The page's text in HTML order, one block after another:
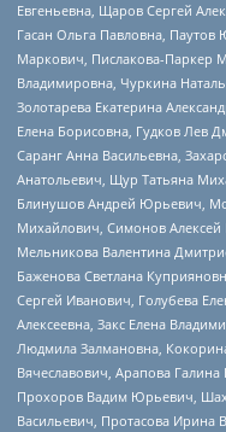
Евгеньевна, Щаров Сергей
Гасан Ольга Павловна,
Маркович, Пислакова-Паркер
Владимировна, Чуркина
Золотарева Екатерина
Елена Борисовна, Гудков Лев
Саранг Анна Васильевна,
Анатольевич, Щур Татьяна
Блинушов Андрей Юрьевич,
Михайлович, Симонов
Мельникова Валентина
Баженова Светлана
Сергей Иванович, Голубева
Алексеевна, Закс Елена
Людмила Залмановна,
Вячеславович, Арапова
Прохоров Вадим Юрьевич,
Васильевич, Протасова Ирина